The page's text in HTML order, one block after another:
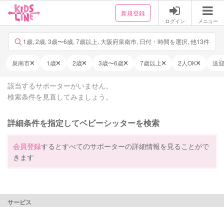
新規登録
ログイン メニュー
1歳, 2歳, 3歳〜6歳, 7歳以上, 大阪府泉南市, 日付・時間を選択, 他13件
泉南市 1歳 2歳 3歳〜6歳 7歳以上 2人OK 送
該当するサポーターがいません。
検索条件を見直してみましょう。
詳細条件を指定してベビーシッターを検索
会員登録するとすべてのサポーターの詳細情報を見ることがで
きます
サービス